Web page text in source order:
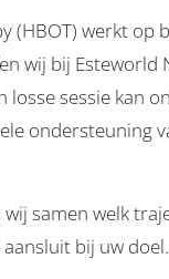
(HBOT) werkt op
wij bij Esteworld
losse sessie kan
ondersteuning
samen welk
bij uw doel.